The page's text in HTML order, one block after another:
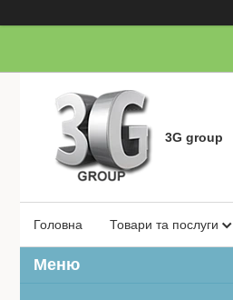
3G group
Головна Товари та послуги